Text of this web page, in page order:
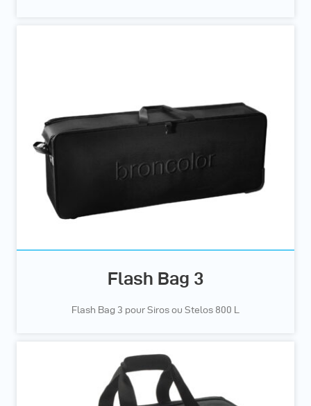
Flash Bag 3
Flash Bag 3 pour Siros ou Stelos 800 L